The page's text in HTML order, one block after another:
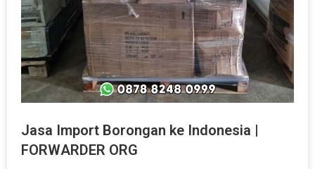
Jasa Import Borongan ke Indonesia |
FORWARDER ORG